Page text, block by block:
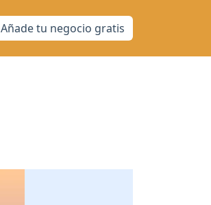
Añade tu negocio gratis